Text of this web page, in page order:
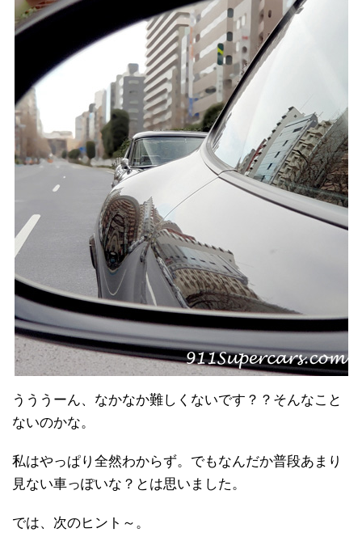
うううーん、なかなか難しくないです？？そんなこと
ないのかな。
私はやっぱり全然わからず。でもなんだか普段あまり
見ない車っぽいな？とは思いました。
では、次のヒント～。